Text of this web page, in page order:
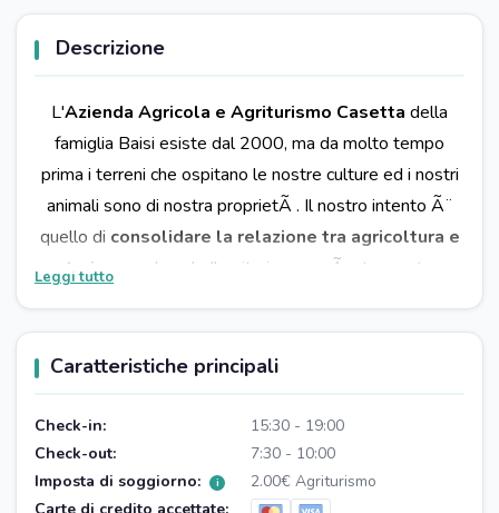
Descrizione
L'Azienda Agricola e Agriturismo Casetta della
famiglia Baisi esiste dal 2000, ma da molto tempo
prima i terreni che ospitano le nostre culture ed i nostri
animali sono di nostra proprietÃ . Il nostro intento Ã¨
quello di consolidare la relazione tra agricoltura e
turismo
nel quale l'agriturismo sarÃ strumento
agricola.
La scelta di soggiornare da noi sarÃ sempre piÃ¹
una azienda agricola tra le sue produzioni ed in mezzo
alla natura che la caratterizza.
Produciamo e vendiamo
Farroin confezioni da 500gr,
Leggi tutto
Caratteristiche principali
Check-in:
15:30 - 19:00
Check-out:
7:30 - 10:00
Imposta di soggiorno:
i
2.00€ Agriturismo